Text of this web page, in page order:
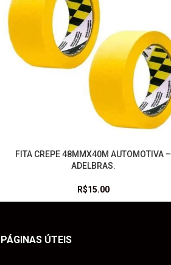
LEIA MAIS
FITA CREPE 48MMX40M AUTOMOTIVA –
ADELBRAS.
R$15.00
PÁGINAS ÚTEIS